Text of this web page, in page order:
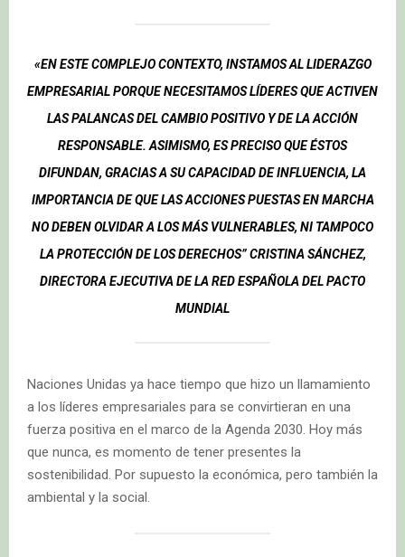
«EN ESTE COMPLEJO CONTEXTO, INSTAMOS AL LIDERAZGO
EMPRESARIAL PORQUE NECESITAMOS LÍDERES QUE ACTIVEN
LAS PALANCAS DEL CAMBIO POSITIVO Y DE LA ACCIÓN
RESPONSABLE. ASIMISMO, ES PRECISO QUE ÉSTOS
DIFUNDAN, GRACIAS A SU CAPACIDAD DE INFLUENCIA, LA
IMPORTANCIA DE QUE LAS ACCIONES PUESTAS EN MARCHA
NO DEBEN OLVIDAR A LOS MÁS VULNERABLES, NI TAMPOCO
LA PROTECCIÓN DE LOS DERECHOS” CRISTINA SÁNCHEZ,
DIRECTORA EJECUTIVA DE LA RED ESPAÑOLA DEL PACTO
MUNDIAL
Naciones Unidas ya hace tiempo que hizo un llamamiento
a los líderes empresariales para se convirtieran en una
fuerza positiva en el marco de la Agenda 2030. Hoy más
que nunca, es momento de tener presentes la
sostenibilidad. Por supuesto la económica, pero también la
ambiental y la social.